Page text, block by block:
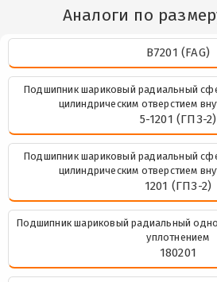
Аналоги по
B7201 (FAG)
Подшипник шариковый радиальный
цилиндрическим отверстием
5-1201 (ГПЗ-2)
Подшипник шариковый радиальный
цилиндрическим отверстием
1201 (ГПЗ-2)
Подшипник шариковый радиальный
уплотнением
180201